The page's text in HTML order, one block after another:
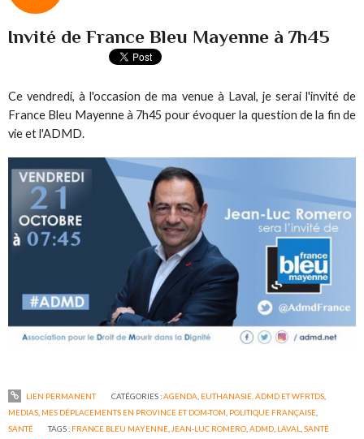
Invité de France Bleu Mayenne à 7h45
Ce vendredi, à l'occasion de ma venue à Laval, je serai l'invité de
France Bleu Mayenne à 7h45 pour évoquer la question de la fin de
vie et l'ADMD.
LIEN PERMANENT CATÉGORIES :AGENDA EUTHANASIE, ADMD ET WFRTDS,
MEDIAS MES DÉPLACEMENTS EN PROVINCE ET DOM-TOM POLITIQUE FRANÇAISE
SANTÉ
TAGS : FRANCE BLEU MAYENNE JEAN-LUC ROMERO ,ADMD LAVAL ,SANTÉ